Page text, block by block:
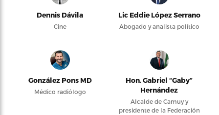
Dennis Dávila
Cine
Lic Eddie López Serrano
Abogado y analista político
González Pons MD
Médico radiólogo
Hon. Gabriel “Gaby”
Hernández
Alcalde de Camuy y
presidente de la Federación